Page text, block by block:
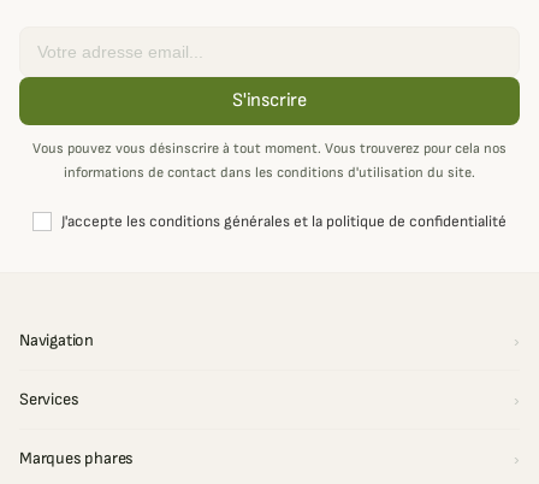
S'inscrire
Vous pouvez vous désinscrire à tout moment. Vous trouverez pour cela nos
informations de contact dans les conditions d'utilisation du site.
J'accepte les conditions générales et la politique de confidentialité
Navigation
Services
Marques phares